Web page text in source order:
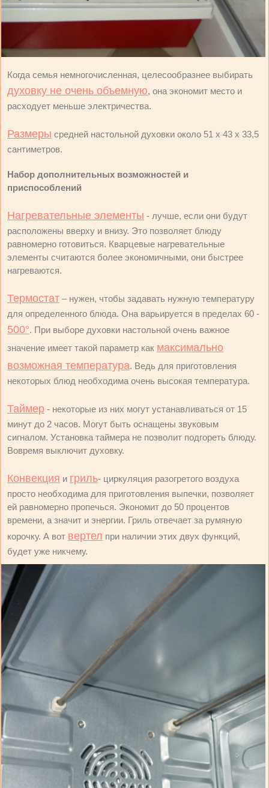
Когда семья немногочисленная, целесообразнее выбирать
духовку не очень объемную, она экономит место и
расходует меньше электричества.
Размеры средней настольной духовки около 51 х 43 х 33,5
сантиметров.
Набор дополнительных возможностей и
приспособлений
Нагревательные элементы - лучше, если они будут
расположены вверху и внизу. Это позволяет блюду
равномерно готовиться. Кварцевые нагревательные
элементы считаются более экономичными, они быстрее
нагреваются.
Термостат – нужен, чтобы задавать нужную температуру
для определенного блюда. Она варьируется в пределах 60 -
500°. При выборе духовки настольной очень важное
значение имеет такой параметр как максимально
возможная температура. Ведь для приготовления
некоторых блюд необходима очень высокая температура.
Таймер - некоторые из них могут устанавливаться от 15
минут до 2 часов. Могут быть оснащены звуковым
сигналом. Установка таймера не позволит подгореть блюду.
Вовремя выключит духовку.
Конвекция и гриль- циркуляция разогретого воздуха
просто необходима для приготовления выпечки, позволяет
ей равномерно пропечься. Экономит до 50 процентов
времени, а значит и энергии. Гриль отвечает за румяную
корочку. А вот вертел при наличии этих двух функций,
будет уже никчему.